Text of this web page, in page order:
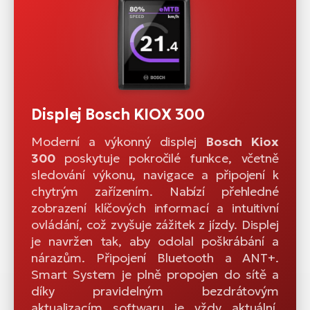
Displej Bosch KIOX 300
Moderní a výkonný displej Bosch Kiox
300poskytuje pokročilé funkce, včetně
sledování výkonu, navigace a připojení k
chytrým zařízením. Nabízí přehledné
zobrazení klíčových informací a intuitivní
ovládání, což zvyšuje zážitek z jízdy. Displej
je navržen tak, aby odolal poškrábání a
nárazům. Připojení Bluetooth a ANT+.
Smart System je plně propojen do sítě a
díky pravidelným bezdrátovým